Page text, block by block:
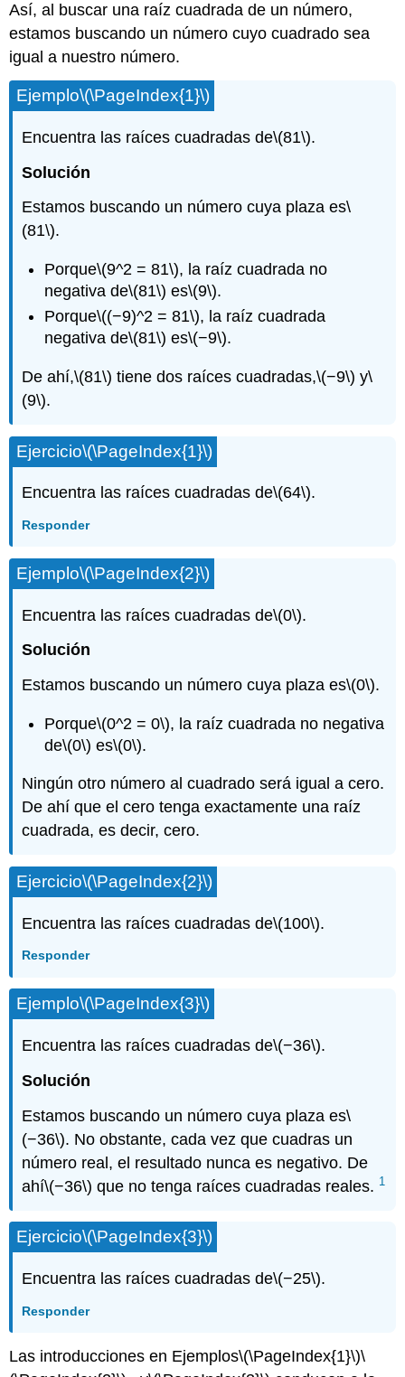
Así, al buscar una raíz cuadrada de un número,
estamos buscando un número cuyo cuadrado sea
igual a nuestro número.
Ejemplo\(\PageIndex{1}\)
Encuentra las raíces cuadradas de\(81\).
Solución
Estamos buscando un número cuya plaza es\
(81\).
Porque\(9^2 = 81\), la raíz cuadrada no
negativa de\(81\) es\(9\).
Porque\((−9)^2 = 81\), la raíz cuadrada
negativa de\(81\) es\(−9\).
De ahí,\(81\) tiene dos raíces cuadradas,\(−9\) y\
(9\).
Ejercicio\(\PageIndex{1}\)
Encuentra las raíces cuadradas de\(64\).
Responder
Ejemplo\(\PageIndex{2}\)
Encuentra las raíces cuadradas de\(0\).
Solución
Estamos buscando un número cuya plaza es\(0\).
Porque\(0^2 = 0\), la raíz cuadrada no negativa
de\(0\) es\(0\).
Ningún otro número al cuadrado será igual a cero.
De ahí que el cero tenga exactamente una raíz
cuadrada, es decir, cero.
Ejercicio\(\PageIndex{2}\)
Encuentra las raíces cuadradas de\(100\).
Responder
Ejemplo\(\PageIndex{3}\)
Encuentra las raíces cuadradas de\(−36\).
Solución
Estamos buscando un número cuya plaza es\
(−36\). No obstante, cada vez que cuadras un
número real, el resultado nunca es negativo. De
ahí\(−36\) que no tenga raíces cuadradas reales. 1
Ejercicio\(\PageIndex{3}\)
Encuentra las raíces cuadradas de\(−25\).
Responder
Las introducciones en Ejemplos\(\PageIndex{1}\)\